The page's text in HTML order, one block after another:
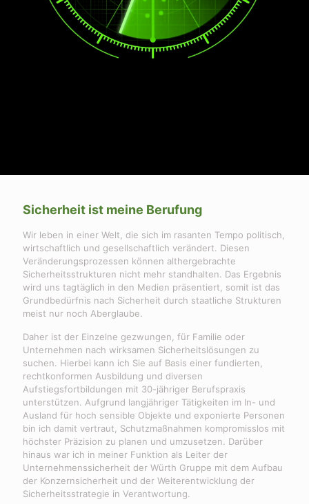
Sicherheit ist meine Berufung
Wir leben in einer Welt, die sich im rasanten Tempo politisch,
wirtschaftlich und gesellschaftlich verändert. Diesen
Veränderungsprozessen können althergebrachte
Sicherheitsstrukturen nicht mehr standhalten. Das Ergebnis
wird uns tagtäglich in den Medien präsentiert, somit ist das
Grundbedürfnis nach Sicherheit durch staatliche Strukturen
meist nur noch Aberglaube.
Daher ist der Einzelne gezwungen, für Familie oder
Unternehmen nach wirksamen Sicherheitslösungen zu
suchen. Hierbei kann ich Sie auf Basis einer fundierten,
rechtkonformen Ausbildung und diversen
Aufstiegsfortbildungen mit 30-jähriger Berufspraxis
unterstützen. Aufgrund langjähriger Tätigkeiten im In- und
Ausland für hoch sensible Objekte und exponierte Personen
bin ich damit vertraut, Schutzmaßnahmen kompromisslos mit
höchster Präzision zu planen und umzusetzen. Darüber
hinaus war ich in meiner Funktion als Leiter der
Unternehmenssicherheit der Würth Gruppe mit dem Aufbau
der Konzernsicherheit und der Weiterentwicklung der
Sicherheitsstrategie in Verantwortung.